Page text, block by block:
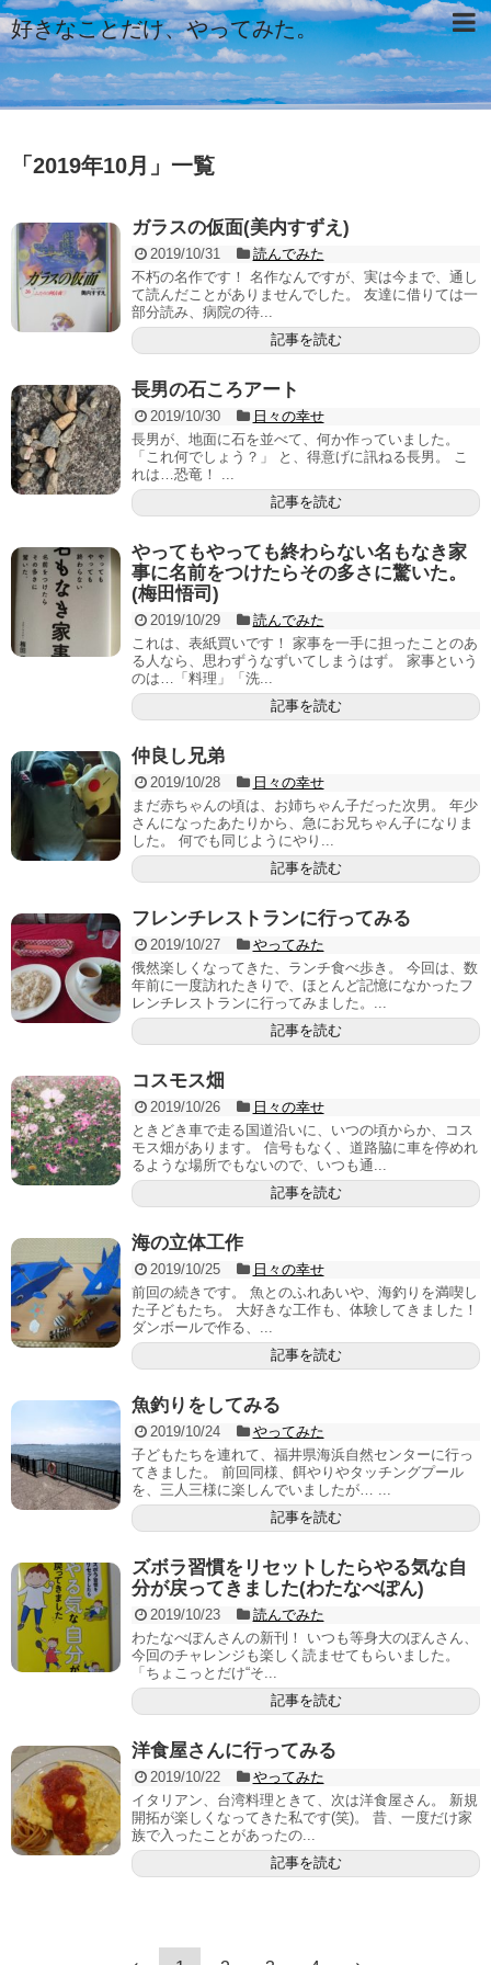
好きなことだけ、やってみた。
「 2019年10月 」 一覧
ガラスの仮面(美内すずえ)
2019/10/31
読んでみた
不朽の名作です！ 名作なんですが、実は今まで、通し
て読んだことがありませんでした。 友達に借りては一
部分読み、病院の待...
記事を読む
長男の石ころアート
2019/10/30
日々の幸せ
長男が、地面に石を並べて、何か作っていました。
「これ何でしょう？」 と、得意げに訊ねる長男。 こ
れは…恐竜！ ...
記事を読む
やってもやっても終わらない名もなき家
事に名前をつけたらその多さに驚いた。
(梅田悟司)
2019/10/29
読んでみた
これは、表紙買いです！ 家事を一手に担ったことのあ
る人なら、思わずうなずいてしまうはず。 家事という
のは…「料理」「洗...
記事を読む
仲良し兄弟
2019/10/28
日々の幸せ
まだ赤ちゃんの頃は、お姉ちゃん子だった次男。 年少
さんになったあたりから、急にお兄ちゃん子になりま
した。 何でも同じようにやり...
記事を読む
フレンチレストランに行ってみる
2019/10/27
やってみた
俄然楽しくなってきた、ランチ食べ歩き。 今回は、数
年前に一度訪れたきりで、ほとんど記憶になかったフ
レンチレストランに行ってみました。...
記事を読む
コスモス畑
2019/10/26
日々の幸せ
ときどき車で走る国道沿いに、いつの頃からか、コス
モス畑があります。 信号もなく、道路脇に車を停めれ
るような場所でもないので、いつも通...
記事を読む
海の立体工作
2019/10/25
日々の幸せ
前回の続きです。 魚とのふれあいや、海釣りを満喫し
た子どもたち。 大好きな工作も、体験してきました！
ダンボールで作る、...
記事を読む
魚釣りをしてみる
2019/10/24
やってみた
子どもたちを連れて、福井県海浜自然センターに行っ
てきました。 前回同様、餌やりやタッチングプール
を、三人三様に楽しんでいましたが… ...
記事を読む
ズボラ習慣をリセットしたらやる気な自
分が戻ってきました(わたなべぽん)
2019/10/23
読んでみた
わたなべぽんさんの新刊！ いつも等身大のぽんさん、
今回のチャレンジも楽しく読ませてもらいました。
「ちょこっとだけ“そ...
記事を読む
洋食屋さんに行ってみる
2019/10/22
やってみた
イタリアン、台湾料理ときて、次は洋食屋さん。 新規
開拓が楽しくなってきた私です(笑)。 昔、一度だけ家
族で入ったことがあったの...
記事を読む